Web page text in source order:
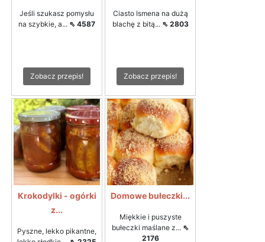
Jeśli szukasz pomysłu
na szybkie, a... ⇖ 4587
Zobacz przepis!
Ciasto Ismena na dużą
blachę z bitą... ⇖ 2803
Zobacz przepis!
Krokodylki - ogórki
z...
Pyszne, lekko pikantne,
Domowe bułeczki...
Miękkie i puszyste
bułeczki maślane z... ⇖
2176